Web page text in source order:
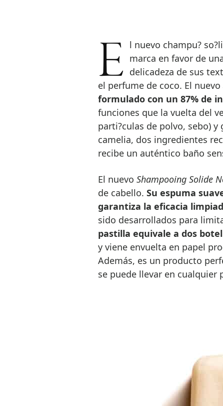
El nuevo champu? so?lido de Clarins confirma el compromiso de la marca en favor de
delicadeza de sus
el perfume de coco. El nuevo
formulado con un 87% de
funciones que la vuelta del
parti?culas de polvo, sebo)
camelia, dos ingredientes
recibe un auténtico baño
El nuevo Shampooing Solide
de cabello. Su espuma
garantiza la eficacia
sido desarrollados para
pastilla equivale a dos
y viene envuelta en papel
Además, es un producto
se puede llevar en cualquier